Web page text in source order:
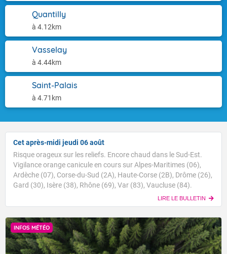
Quantilly
à 4.12km
Vasselay
à 4.44km
Saint-Palais
à 4.71km
Cet après-midi jeudi 06 août
Risque orageux sur les reliefs. Encore chaud dans le Sud-Est.
Vigilance orange canicule en cours sur Alpes-Maritimes (06),
Ardèche (07), Corse-du-Sud (2A), Haute-Corse (2B), Drôme (26),
Gard (30), Isère (38), Rhône (69), Var (83), Vaucluse (84).
LIRE LE BULLETIN
INFOS MÉTÉO